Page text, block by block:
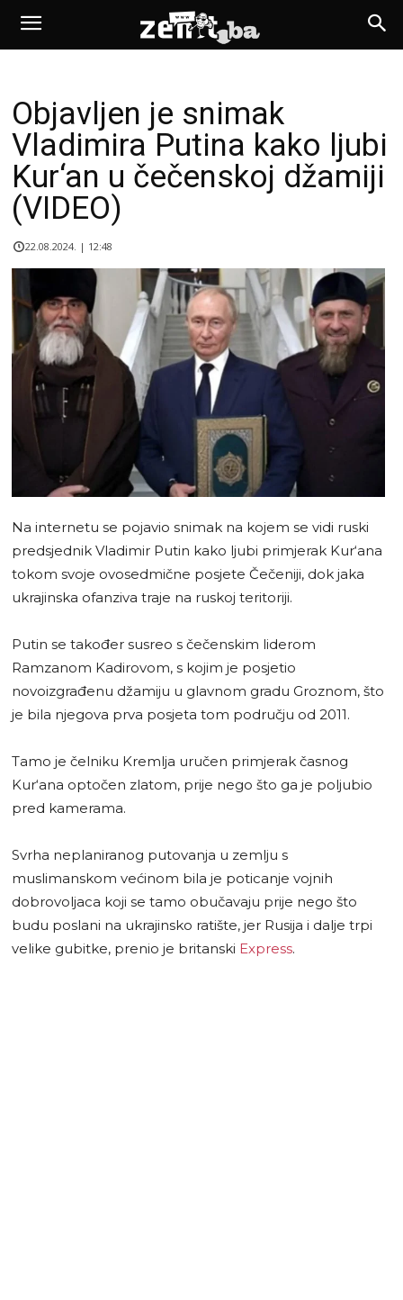
Objavljen je snimak
Vladimira Putina kako ljubi
Kur‘an u čečenskoj džamiji
(VIDEO)
22.08.2024. | 12:48
Na internetu se pojavio snimak na kojem se vidi ruski
predsjednik Vladimir Putin kako ljubi primjerak Kur‘ana
tokom svoje ovosedmične posjete Čečeniji, dok jaka
ukrajinska ofanziva traje na ruskoj teritoriji.
Putin se također susreo s čečenskim liderom
Ramzanom Kadirovom, s kojim je posjetio
novoizgrađenu džamiju u glavnom gradu Groznom, što
je bila njegova prva posjeta tom području od 2011.
Tamo je čelniku Kremlja uručen primjerak časnog
Kur‘ana optočen zlatom, prije nego što ga je poljubio
pred kamerama.
Svrha neplaniranog putovanja u zemlju s
muslimanskom većinom bila je poticanje vojnih
dobrovoljaca koji se tamo obučavaju prije nego što
budu poslani na ukrajinsko ratište, jer Rusija i dalje trpi
velike gubitke, prenio je britanski Express.